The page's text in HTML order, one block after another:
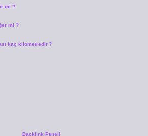
mi ?
mi ?
kaç kilometredir ?